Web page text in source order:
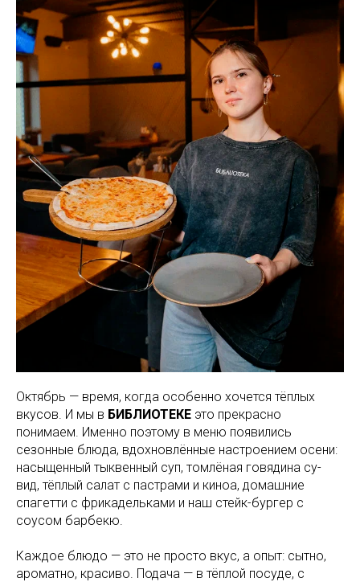
Октябрь — время, когда особенно хочется тёплых
вкусов. И мы в БИБЛИОТЕКЕ это прекрасно
понимаем. Именно поэтому в меню появились
сезонные блюда, вдохновлённые настроением осени:
насыщенный тыквенный суп, томлёная говядина су-
вид, тёплый салат с пастрами и киноа, домашние
спагетти с фрикадельками и наш стейк-бургер с
соусом барбекю.
Каждое блюдо — это не просто вкус, а опыт: сытно,
ароматно, красиво. Подача — в тёплой посуде, с